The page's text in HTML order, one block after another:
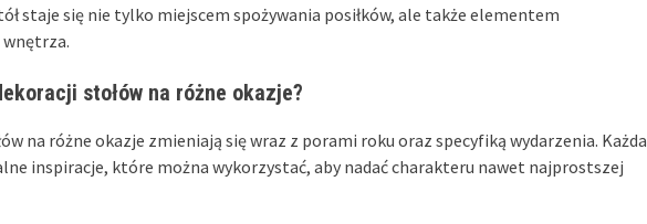
staje się nie tylko miejscem spożywania posiłków, ale także elementem
wnętrza.
stołów na różne okazje?
na różne okazje zmieniają się wraz z porami roku oraz specyfiką wydarzenia. Każda
inspiracje, które można wykorzystać, aby nadać charakteru nawet najprostszej